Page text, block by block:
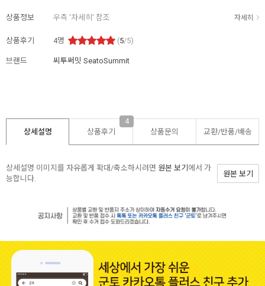
상품정보 우측 '자세히' 참조 자세히
상품후기 4명 (5/5)
브랜드 씨투써밋 SeatoSummit
상세설명 상품후기
4
상품문의 교환/반품/배송
상세설명 이미지를 자유롭게 확대/축소하시려면 원본 보기 에서 가
능합니다.
원본 보기